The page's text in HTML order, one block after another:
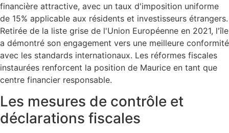
financière attractive, avec un taux d'imposition uniforme
de 15% applicable aux résidents et investisseurs étrangers.
Retirée de la liste grise de l'Union Européenne en 2021, l'île
a démontré son engagement vers une meilleure conformité
avec les standards internationaux. Les réformes fiscales
instaurées renforcent la position de Maurice en tant que
centre financier responsable.
Les mesures de contrôle et
déclarations fiscales